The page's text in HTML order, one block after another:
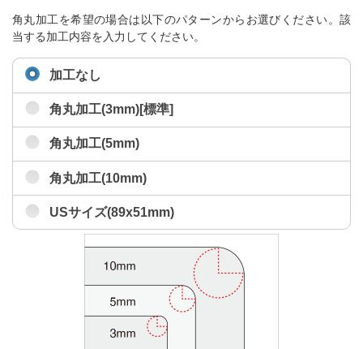
角丸加工を希望の場合は以下のパターンからお選びください。該
当する加工内容を入力してください。
加工なし
角丸加工(3mm)[標準]
角丸加工(5mm)
角丸加工(10mm)
USサイズ(89x51mm)